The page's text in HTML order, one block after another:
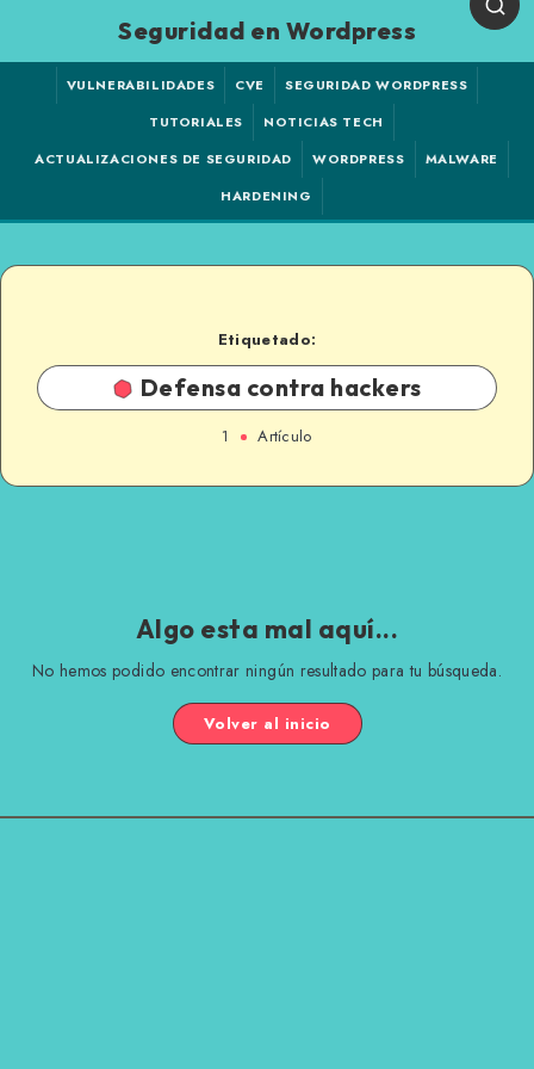
Seguridad en Wordpress
VULNERABILIDADES CVE
SEGURIDAD WORDPRESS
TUTORIALES
NOTICIAS TECH
ACTUALIZACIONES DE SEGURIDAD
WORDPRESS
MALWARE
HARDENING
Etiquetado:
Defensa contra hackers
1 Artículo
Algo esta mal aquí...
No hemos podido encontrar ningún resultado para tu búsqueda.
Volver al inicio